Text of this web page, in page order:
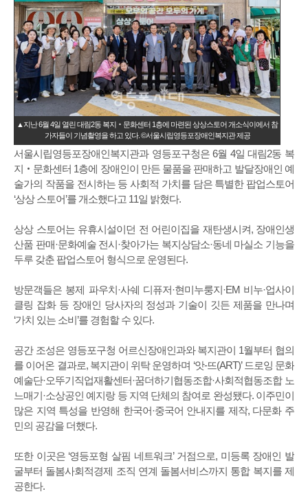
▲지난 6월 4일 열린 대림2동 복지‧문화센터 1층에 마련된 상상스토어 개소식이에서 참
가자들이 기념촬영을 하고 있다. ©서울시립영등포장애인복지관 제공
서울시립영등포장애인복지관과 영등포구청은 6월 4일 대림2동 복
지‧문화센터 1층에 장애인이 만든 물품을 판매하고 발달장애인 예
술가의 작품을 전시하는 등 사회적 가치를 담은 특별한 팝업스토어
‘상상 스토어’를 개소했다고 11일 밝혔다.
상상 스토어는 유휴시설이던 전 어린이집을 재탄생시켜, 장애인생
산품 판매·문화예술 전시·찾아가는 복지상담소·동네 마실소 기능을
두루 갖춘 팝업스토어 형식으로 운영된다.
방문객들은 봉제 파우치·사쉐 디퓨저·현미누룽지·EM 비누·업사이
클링 잡화 등 장애인 당사자의 정성과 기술이 깃든 제품을 만나며
‘가치 있는 소비’를 경험할 수 있다.
공간 조성은 영등포구청 어르신장애인과와 복지관이 1월부터 협의
를 이어온 결과로, 복지관이 위탁 운영하며 ‘앗-뜨(ART)’ 드로잉 문화
예술단·오뚜기직업재활센터·꿈더하기협동조합·사회적협동조합 노
느매기·소상공인 예지랑 등 지역 단체의 참여로 완성됐다. 이주민이
많은 지역 특성을 반영해 한국어·중국어 안내지를 제작, 다문화 주
민의 공감을 더했다.
또한 이곳은 ‘영등포형 살핌 네트워크’ 거점으로, 미등록 장애인 발
굴부터 돌봄사회적경제 조직 연계 돌봄서비스까지 통합 복지를 제
공한다.